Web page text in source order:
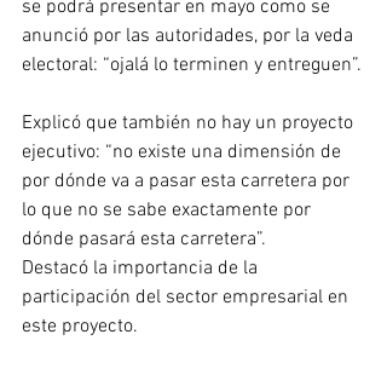
se podrá presentar en mayo como se
anunció por las autoridades, por la veda
electoral: “ojalá lo terminen y entreguen”.
Explicó que también no hay un proyecto
ejecutivo: “no existe una dimensión de
por dónde va a pasar esta carretera por
lo que no se sabe exactamente por
dónde pasará esta carretera”.
Destacó la importancia de la
participación del sector empresarial en
este proyecto.